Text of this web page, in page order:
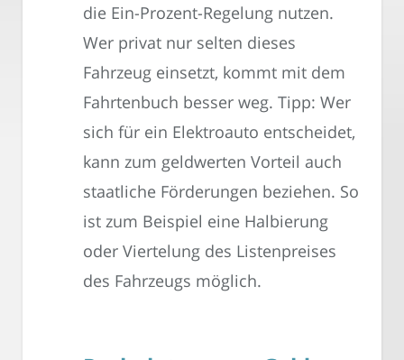
die Ein-Prozent-Regelung nutzen.
Wer privat nur selten dieses
Fahrzeug einsetzt, kommt mit dem
Fahrtenbuch besser weg. Tipp: Wer
sich für ein Elektroauto entscheidet,
kann zum geldwerten Vorteil auch
staatliche Förderungen beziehen. So
ist zum Beispiel eine Halbierung
oder Viertelung des Listenpreises
des Fahrzeugs möglich.